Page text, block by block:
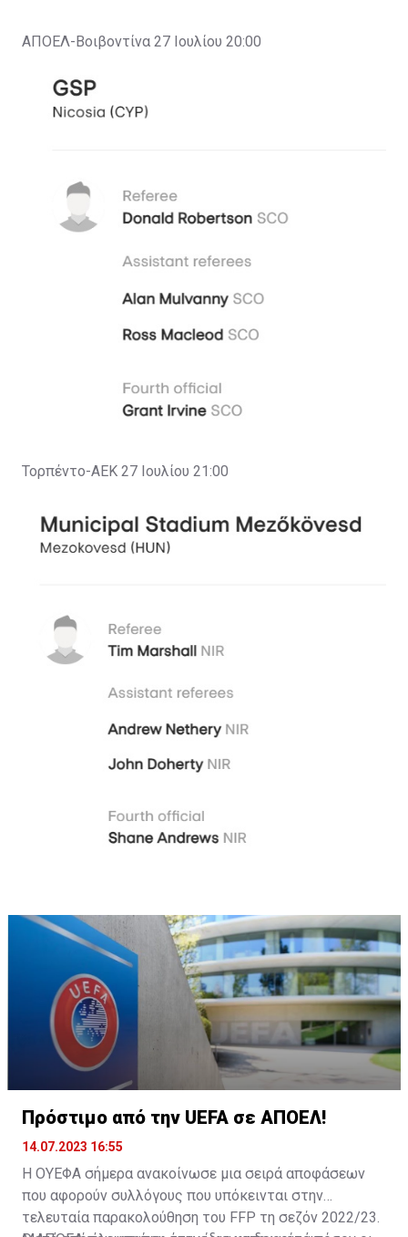
ΑΠΟΕΛ-Βοιβοντίνα 27 Ιουλίου 20:00
Τορπέντο-ΑΕΚ 27 Ιουλίου 21:00
Πρόστιμο από την UEFA σε ΑΠΟΕΛ!
14.07.2023 16:55
Η ΟΥΕΦΑ σήμερα ανακοίνωσε μια σειρά αποφάσεων
που αφορούν συλλόγους που υπόκεινται στην
τελευταία παρακολούθηση του FFP τη σεζόν 2022/23.